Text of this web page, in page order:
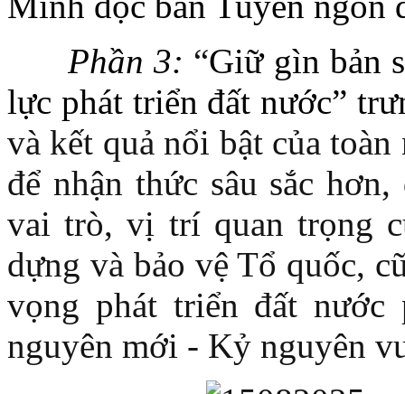
Phần 3: “Giữ gìn bản
lực phát triển đất nước”
và kết quả nổi bật của
để nhận thức sâu sắc
vai trò, vị trí quan trọng
dựng và bảo vệ Tổ quốc,
vọng phát triển đất
nguyên mới - Kỷ nguyên